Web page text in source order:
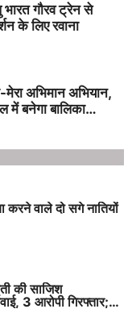
गौरव ट्रेन से
के लिए रवाना
अभिमान अभियान,
में बनेगा बालिका
करने वाले दो सगे नातियों
की साजिश
3 आरोपी गिरफ्तार;